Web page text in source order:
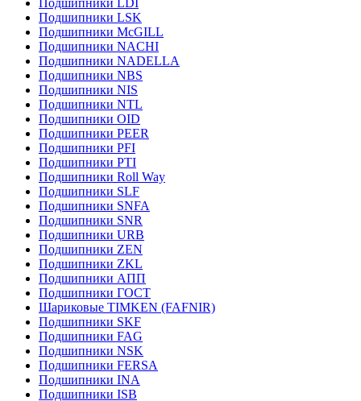
Подшипники LDI
Подшипники LSK
Подшипники McGILL
Подшипники NACHI
Подшипники NADELLA
Подшипники NBS
Подшипники NIS
Подшипники NTL
Подшипники OID
Подшипники PEER
Подшипники PFI
Подшипники PTI
Подшипники Roll Way
Подшипники SLF
Подшипники SNFA
Подшипники SNR
Подшипники URB
Подшипники ZEN
Подшипники ZKL
Подшипники АПП
Подшипники ГОСТ
Шариковые ТІMKEN (FAFNIR)
Подшипники SKF
Подшипники FAG
Подшипники NSK
Подшипники FERSA
Подшипники INA
Подшипники ISB